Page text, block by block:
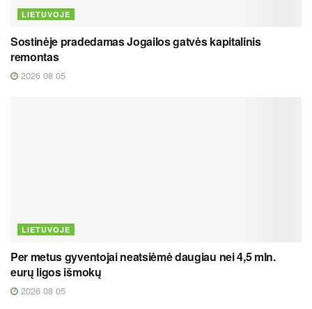
LIETUVOJE
Sostinėje pradedamas Jogailos gatvės kapitalinis
remontas
2026 08 05
LIETUVOJE
Per metus gyventojai neatsiėmė daugiau nei 4,5 mln.
eurų ligos išmokų
2026 08 05